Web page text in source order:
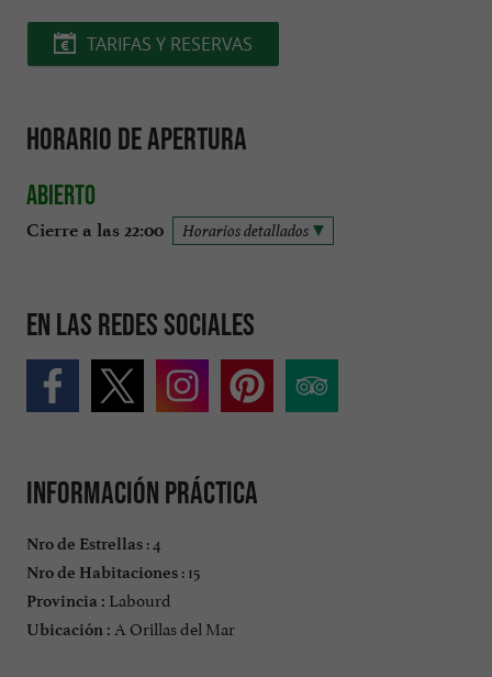
TARIFAS Y RESERVAS
Horario de apertura
Abierto
Cierre a las 22:00 Horarios detallados
En las redes sociales
Información práctica
Nro de Estrellas : 4
Nro de Habitaciones : 15
Provincia : Labourd
Ubicación : A Orillas del Mar